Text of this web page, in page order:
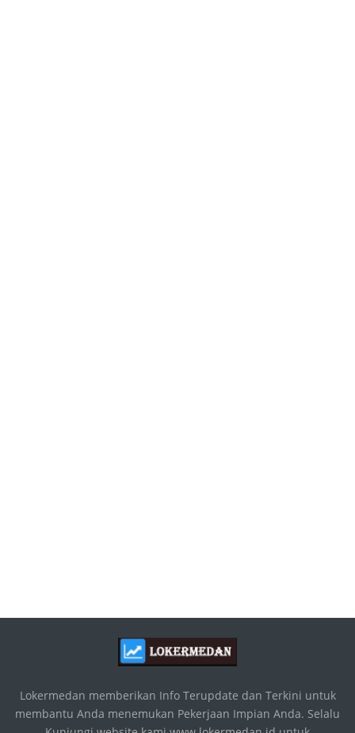
Lokermedan memberikan Info Terupdate dan Terkini untuk
membantu Anda menemukan Pekerjaan Impian Anda. Selalu